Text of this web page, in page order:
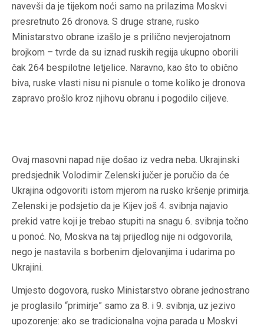
navevši da je tijekom noći samo na prilazima Moskvi
presretnuto 26 dronova. S druge strane, rusko
Ministarstvo obrane izašlo je s prilično nevjerojatnom
brojkom – tvrde da su iznad ruskih regija ukupno oborili
čak 264 bespilotne letjelice. Naravno, kao što to obično
biva, ruske vlasti nisu ni pisnule o tome koliko je dronova
zapravo prošlo kroz njihovu obranu i pogodilo ciljeve.
Ovaj masovni napad nije došao iz vedra neba. Ukrajinski
predsjednik Volodimir Zelenski jučer je poručio da će
Ukrajina odgovoriti istom mjerom na rusko kršenje primirja.
Zelenski je podsjetio da je Kijev još 4. svibnja najavio
prekid vatre koji je trebao stupiti na snagu 6. svibnja točno
u ponoć. No, Moskva na taj prijedlog nije ni odgovorila,
nego je nastavila s borbenim djelovanjima i udarima po
Ukrajini.
Umjesto dogovora, rusko Ministarstvo obrane jednostrano
je proglasilo “primirje” samo za 8. i 9. svibnja, uz jezivo
upozorenje: ako se tradicionalna vojna parada u Moskvi